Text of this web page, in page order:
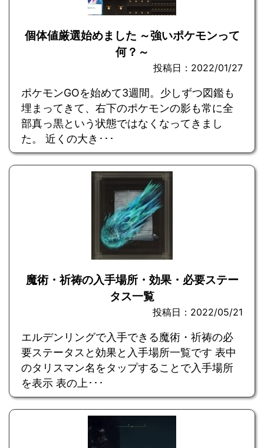
個体値厳選始めました ～強いポケモンって
何？～
投稿日：2022/01/27
ポケモンGOを始めて3週間。少しずつ図鑑も
埋まってきて、右下のポケモンの影も常に全
部真っ黒という状態ではなくなってきまし
た。 近くの大き･･･
魔術・祈祷の入手場所・効果・必要ステー
タス一覧
投稿日：2022/05/21
エルデンリングで入手できる魔術・祈祷の必
要ステータスと効果と入手場所一覧です 表中
のタリスマン名をタップすることで入手場所
を表示 表の上･･･